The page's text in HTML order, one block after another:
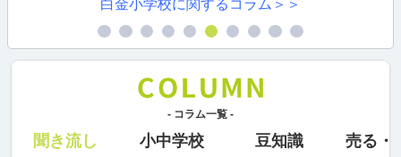
白金小学校に関するコラム＞＞
- コラム一覧 -
聞き流し 小中学校 豆知識 売る・